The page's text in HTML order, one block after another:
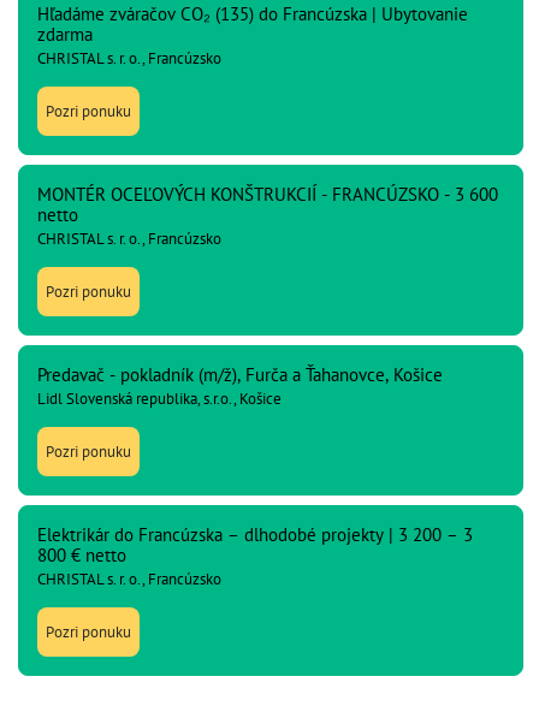
Hľadáme zváračov CO₂ (135) do Francúzska | Ubytovanie
zdarma
CHRISTAL s. r. o., Francúzsko
Pozri ponuku
MONTÉR OCEĽOVÝCH KONŠTRUKCIÍ - FRANCÚZSKO - 3 600
netto
CHRISTAL s. r. o., Francúzsko
Pozri ponuku
Predavač - pokladník (m/ž), Furča a Ťahanovce, Košice
Lidl Slovenská republika, s.r.o., Košice
Pozri ponuku
Elektrikár do Francúzska – dlhodobé projekty | 3 200 – 3
800 € netto
CHRISTAL s. r. o., Francúzsko
Pozri ponuku